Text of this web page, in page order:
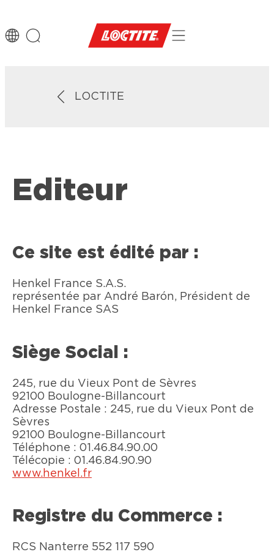
LOCTITE
Editeur
Ce site est édité par :
Henkel France S.A.S.
représentée par André Barón, Président de
Henkel France SAS
Siège Social :
245, rue du Vieux Pont de Sèvres
92100 Boulogne-Billancourt
Adresse Postale : 245, rue du Vieux Pont de
Sèvres
92100 Boulogne-Billancourt
Téléphone : 01.46.84.90.00
Télécopie : 01.46.84.90.90
www.henkel.fr
Registre du Commerce :
RCS Nanterre 552 117 590